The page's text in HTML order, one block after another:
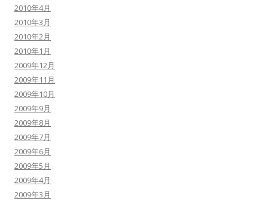
2010年4月
2010年3月
2010年2月
2010年1月
2009年12月
2009年11月
2009年10月
2009年9月
2009年8月
2009年7月
2009年6月
2009年5月
2009年4月
2009年3月